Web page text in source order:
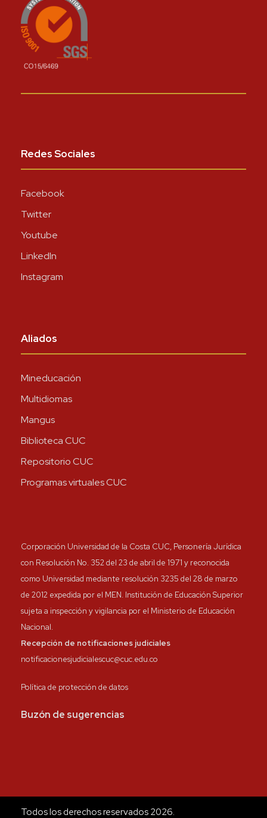
Redes Sociales
Facebook
Twitter
Youtube
LinkedIn
Instagram
Aliados
Mineducación
Multidiomas
Mangus
Biblioteca CUC
Repositorio CUC
Programas virtuales CUC
Corporación Universidad de la Costa CUC, Personería Jurídica
con Resolución No. 352 del 23 de abril de 1971 y reconocida
como Universidad mediante resolución 3235 del 28 de marzo
de 2012 expedida por el MEN. Institución de Educación Superior
sujeta a inspección y vigilancia por el Ministerio de Educación
Nacional.
Recepción de notificaciones judiciales
notificacionesjudicialescuc@cuc.edu.co
Política de protección de datos
Buzón de sugerencias
Todos los derechos reservados 2026.